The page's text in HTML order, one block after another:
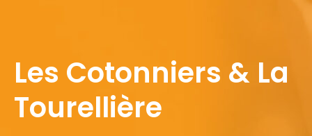
Les Cotonniers & La
Tourellière